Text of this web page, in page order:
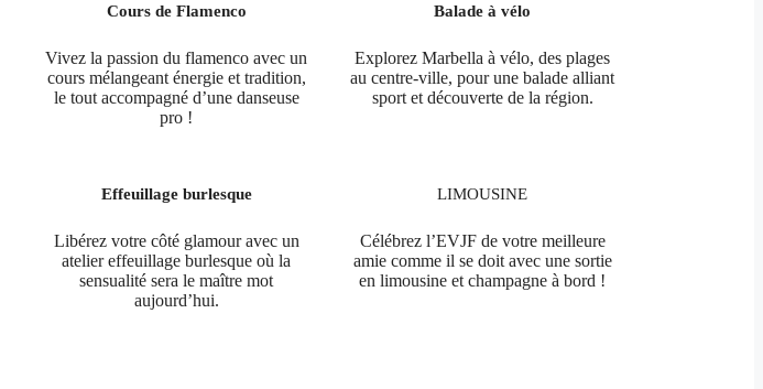
Cours de Flamenco
Vivez la passion du flamenco avec un
cours mélangeant énergie et tradition,
le tout accompagné d’une danseuse
pro !
Balade à vélo
Explorez Marbella à vélo, des plages
au centre-ville, pour une balade alliant
sport et découverte de la région.
Effeuillage burlesque
Libérez votre côté glamour avec un
atelier effeuillage burlesque où la
sensualité sera le maître mot
aujourd’hui.
LIMOUSINE
Célébrez l’EVJF de votre meilleure
amie comme il se doit avec une sortie
en limousine et champagne à bord !